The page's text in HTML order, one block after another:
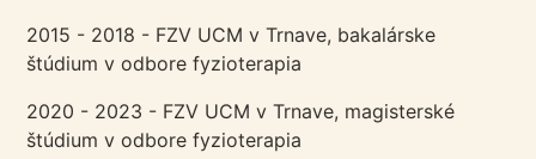
2015 - 2018 - FZV UCM v Trnave, bakalárske
štúdium v odbore fyzioterapia
2020 - 2023 - FZV UCM v Trnave, magisterské
štúdium v odbore fyzioterapia